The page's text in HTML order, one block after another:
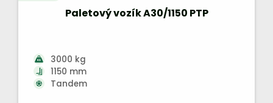
Paletový vozík A30/1150 PTP
3000 kg
1150 mm
Tandem